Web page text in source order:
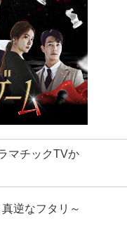
マチックTVか
逆なフタリ～